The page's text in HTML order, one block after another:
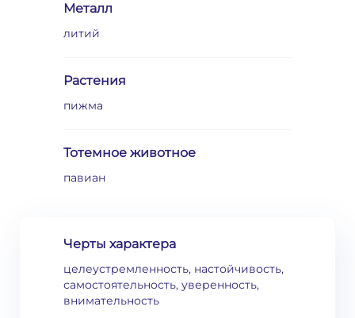
Металл
литий
Растения
пижма
Тотемное животное
павиан
Черты характера
целеустремленность, настойчивость,
самостоятельность, уверенность,
внимательность